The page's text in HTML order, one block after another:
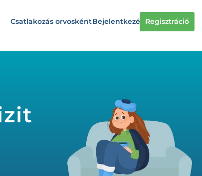
Csatlakozás orvoskéntBejelentkezés Regisztráció